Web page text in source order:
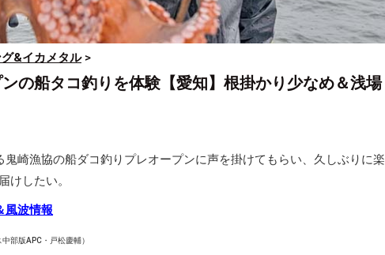
&イカメタル>
の船タコ釣りを体験【愛知】根掛かり少なめ＆浅場
崎漁協の船ダコ釣りプレオープンに声を掛けてもらい、久しぶりに楽
けしたい。
風波情報
部版APC・戸松慶輔）